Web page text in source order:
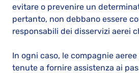
evitare o prevenire un
pertanto, non debbano essere
responsabili dei disservizi aerei
In ogni caso, le compagnie
tenute a fornire assistenza ai